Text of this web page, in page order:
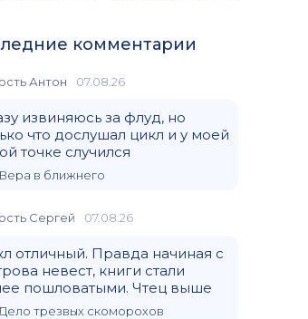
комментарии
Антон 07.08.26
извиняюсь за флуд, но
что дослушал цикл и у моей
точке случился
Вера в ближнего
Сергей 07.08.26
отличный. Правда начиная с
невест, книги стали
пошловатыми. Чтец выше
Дело трезвых скоморохов